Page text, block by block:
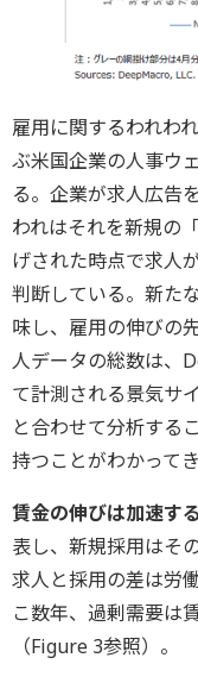
雇用に関するわれわ
ぶ米国企業の人事ウ
る。企業が求人広告
われはそれを新規の
げされた時点で求人
判断している。新た
味し、雇用の伸びの
人データの総数は、
て計測される景気サ
と合わせて分析する
持つことがわかって
賃金の伸びは加速す
表し、新規採用はそ
求人と採用の差は労
こ数年、過剰需要は
（Figure 3参照）。